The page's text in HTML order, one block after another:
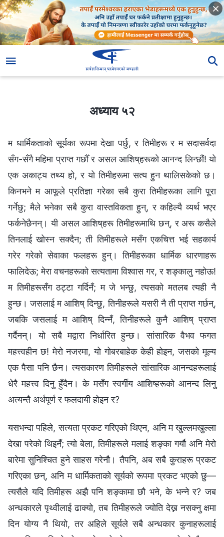
अध्याय ५२
म धार्मिकताको सूर्यका रूपमा देखा पर्छु, र तिमीहरू र म सदासर्वदा
सँग-सँगै महिमा प्राप्त गर्छौँ र असल आशिष्‌हरूको आनन्द लिन्छौं! यो
एक अकाट्य तथ्य हो, र यो तिमीहरूमा सत्य हुन थालिसकेको छ।
किनभने म आफूले प्रतिज्ञा गरेका सबै कुरा तिमीहरूका लागि पूरा
गर्नेछु; मैले भनेका सबै कुरा वास्तविकता हुन्, र कहिल्यै व्यर्थ भएर
फर्कनेछैनन्। यी असल आशिष्‌हरू तिमीहरूमाथि छन्, र अरू कसैले
तिनलाई खोस्न सक्दैन; ती तिमीहरूले मसँग एकचित्त भई सहकार्य
गरेर गरेको सेवाका फलहरू हुन्। तिमीहरूका धार्मिक धारणाहरू
फालिदेऊ; मेरा वचनहरूको सत्यतामा विश्वास गर, र शङ्कालु नहोऊ!
म तिमीहरूसँग ठट्टा गर्दिनँ; म जे भन्छु, त्यसको मतलब त्यही नै
हुन्छ। जसलाई म आशिष् दिन्छु, तिनीहरूले यसरी नै ती प्राप्त गर्छन्,
जबकि जसलाई म आशिष् दिन्नँ, तिनीहरूले कुनै आशिष् प्राप्त
गर्दैनन्। यो सबै मद्वारा निर्धारित हुन्छ। सांसारिक वैभव फगत
महत्त्वहीन छ! मेरो नजरमा, यो गोबरबाहेक केही होइन, जसको मूल्य
एक पैसा पनि छैन। त्यसकारण तिमीहरूले सांसारिक आनन्दहरूलाई
धेरै महत्त्व दिनु हुँदैन। के मसँग स्वर्गीय आशिष्हरूको आनन्द लिनु
अत्यन्तै अर्थपूर्ण र फलदायी होइन र?
यसभन्दा पहिले, सत्यता प्रकट गरिएको थिएन, अनि म खुल्लमखुल्ला
देखा परेको थिइनँ; त्यो बेला, तिमीहरूले मलाई शङ्का गर्यौ अनि मेरो
बारेमा सुनिश्चित हुने साहस गरेनौ। तैपनि, अब सबै कुराहरू प्रकट
गरिएका छन्, अनि म धार्मिकताको सूर्यको रूपमा प्रकट भएको छु—
त्यसैले यदि तिमीहरू अझै पनि शङ्कामा छौ भने, के भन्‍ने र? जब
अन्धकारले पृथ्वीलाई ढाक्यो, तब तिमीहरूले ज्योति देख्न नसक्‍नु क्षमा
दिन योग्य नै थियो, तर अहिले सूर्यले सबै अन्धकार कुनाहरूलाई